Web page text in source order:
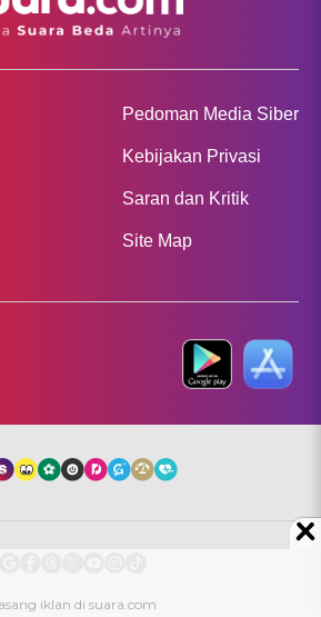
Pedoman Media Siber
Kebijakan Privasi
Saran dan Kritik
Site Map